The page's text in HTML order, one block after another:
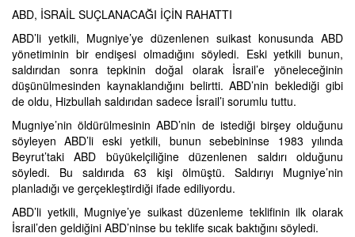
ABD, İSRAİL SUÇLANACAĞI İÇİN RAHATTI
ABD’li yetkili, Mugniye’ye düzenlenen suikast konusunda ABD
yönetiminin bir endişesi olmadığını söyledi. Eski yetkili bunun,
saldırıdan sonra tepkinin doğal olarak İsrail’e yöneleceğinin
düşünülmesinden kaynaklandığını belirtti. ABD’nin beklediği gibi
de oldu, Hizbullah saldırıdan sadece İsrail’i sorumlu tuttu.
Mugniye’nin öldürülmesinin ABD’nin de istediği birşey olduğunu
söyleyen ABD’li eski yetkili, bunun sebebininse 1983 yılında
Beyrut’taki ABD büyükelçiliğine düzenlenen saldırı olduğunu
söyledi. Bu saldırıda 63 kişi ölmüştü. Saldırıyı Mugniye’nin
planladığı ve gerçekleştirdiği ifade ediliyordu.
ABD’li yetkili, Mugniye’ye suikast düzenleme teklifinin ilk olarak
İsrail’den geldiğini ABD’ninse bu teklife sıcak baktığını söyledi.